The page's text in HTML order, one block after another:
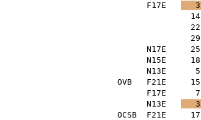
F17E
3
14
22
29
N17E 25
N15E 18
N13E 5
OVB F21E 15
F17E 7
N13E
3
OCSB F21E 17